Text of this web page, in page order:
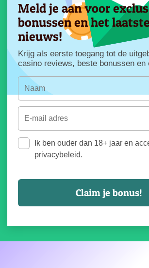
Meld je aan voor
bonussen en het
nieuws!
Krijg als eerste toegang tot de
casino reviews, beste bonussen en
Ik ben ouder dan 18+ jaar en
privacybeleid.